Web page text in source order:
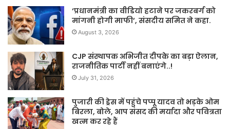
‘प्रधानमंत्री का वीडियो हटाने पर जकरबर्ग को
मांगनी होगी माफी’, संसदीय समित ने कहा.
August 3, 2026
CJP संस्थापक अभिजीत दीपके का बड़ा ऐलान,
राजनीतिक पार्टी नहीं बनाएंगे..!
July 31, 2026
पुजारी की ड्रेस में पहुंचे पप्पू यादव तो भड़के ओम
बिरला, बोले, आप संसद की मर्यादा और पवित्रता
खत्म कर रहे हैं